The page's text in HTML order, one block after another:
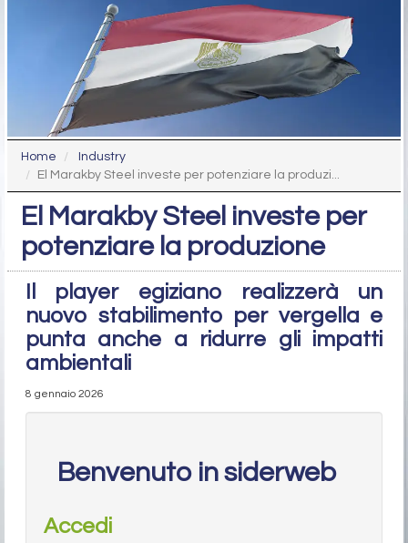
Home
Industry
El Marakby Steel investe per potenziare la produzi...
El Marakby Steel investe per
potenziare la produzione
Il player egiziano realizzerà un
nuovo stabilimento per vergella e
punta anche a ridurre gli impatti
ambientali
8 gennaio 2026
Benvenuto in siderweb
Accedi